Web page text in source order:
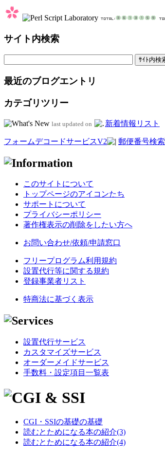
サイト内検索
最近のブログエントリ
カテゴリツリー
last updated on 新着情報リスト
フォームデコードサービスV2 郵便番号検索
このサイトについて
トップページのアイコンたち
サポートについて
プライバシーポリシー
著作権表示の削除をしたい方へ
お問い合わせ/依頼/申請窓口
フリープログラム利用規約
設置代行等に関する規約
登録事業者リスト
特商法に基づく表示
設置代行サービス
カスタマイズサービス
オーダーメイドサービス
手数料・設定項目一覧表
CGI・SSIの基礎の基礎
読むとためになる本の紹介(3)
読むとためになる本の紹介(4)